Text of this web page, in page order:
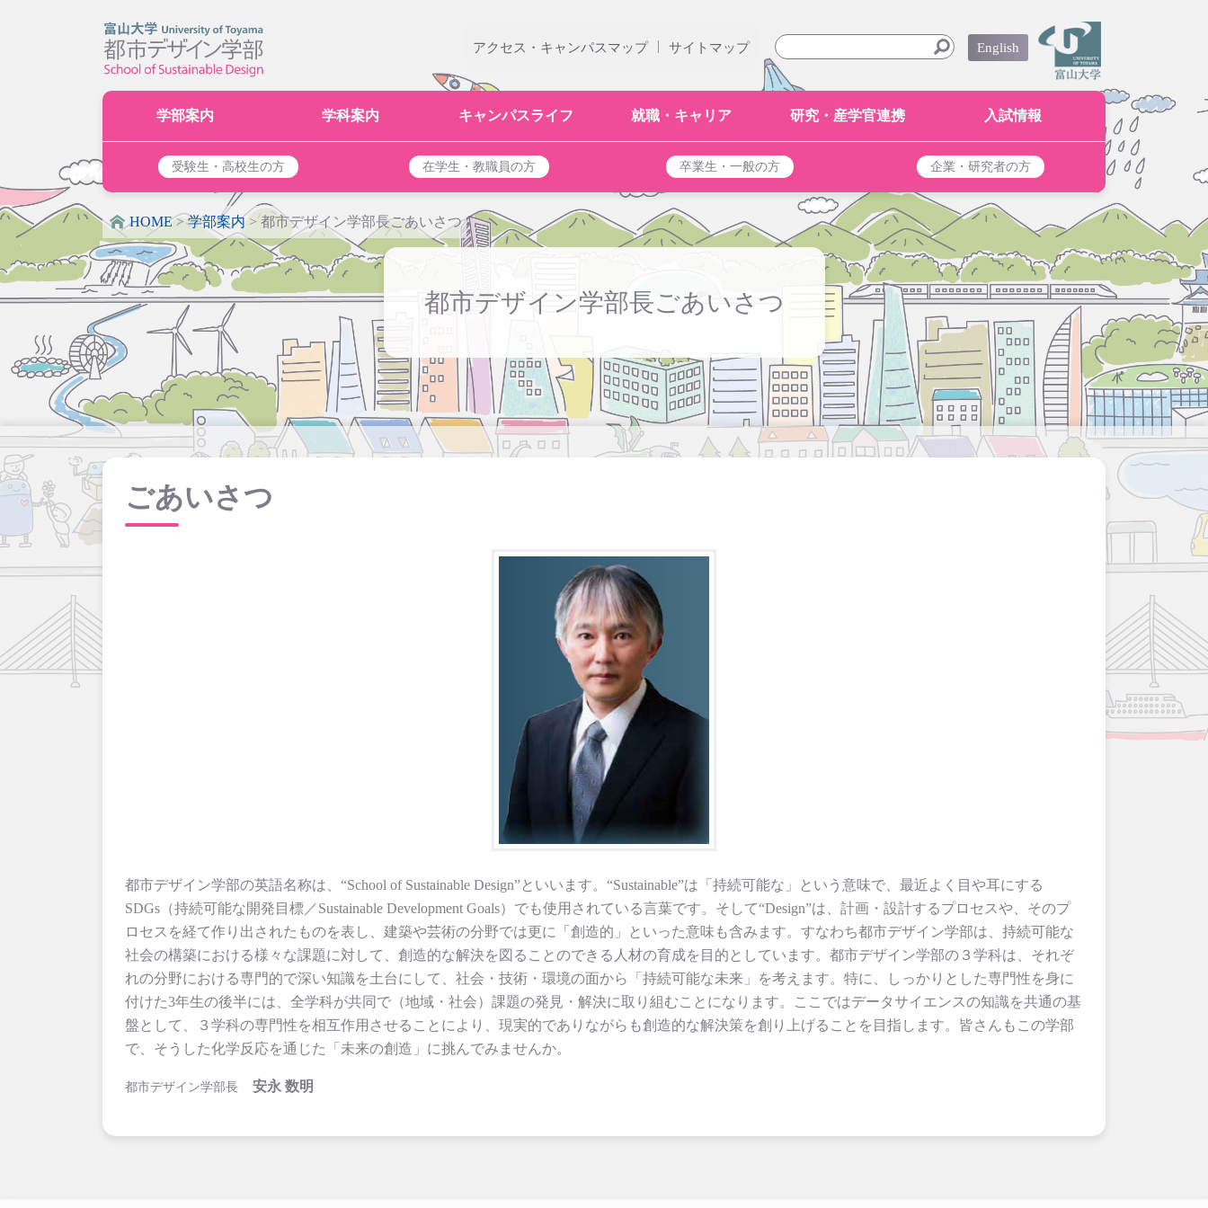
English
サイトマップ
|
アクセス・キャンパスマップ
学部案内 学科案内 キャンパスライフ 就職・キャリア 研究・産学官連携 入試情報
受験生・高校生の方 在学生・教職員の方 卒業生・一般の方 企業・研究者の方
HOME>学部案内>都市デザイン学部長ごあいさつ
都市デザイン学部長ごあいさつ
ごあいさつ
都市デザイン学部の英語名称は、“School of Sustainable Design”といいます。“Sustainable”は「持続可能な」という意味で、最近よく目や耳にする
SDGs（持続可能な開発目標／Sustainable Development Goals）でも使用されている言葉です。そして“Design”は、計画・設計するプロセスや、そのプ
ロセスを経て作り出されたものを表し、建築や芸術の分野では更に「創造的」といった意味も含みます。すなわち都市デザイン学部は、持続可能な
社会の構築における様々な課題に対して、創造的な解決を図ることのできる人材の育成を目的としています。都市デザイン学部の３学科は、それぞ
れの分野における専門的で深い知識を土台にして、社会・技術・環境の面から「持続可能な未来」を考えます。特に、しっかりとした専門性を身に
付けた3年生の後半には、全学科が共同で（地域・社会）課題の発見・解決に取り組むことになります。ここではデータサイエンスの知識を共通の基
盤として、３学科の専門性を相互作用させることにより、現実的でありながらも創造的な解決策を創り上げることを目指します。皆さんもこの学部
で、そうした化学反応を通じた「未来の創造」に挑んでみませんか。
都市デザイン学部長 安永 数明